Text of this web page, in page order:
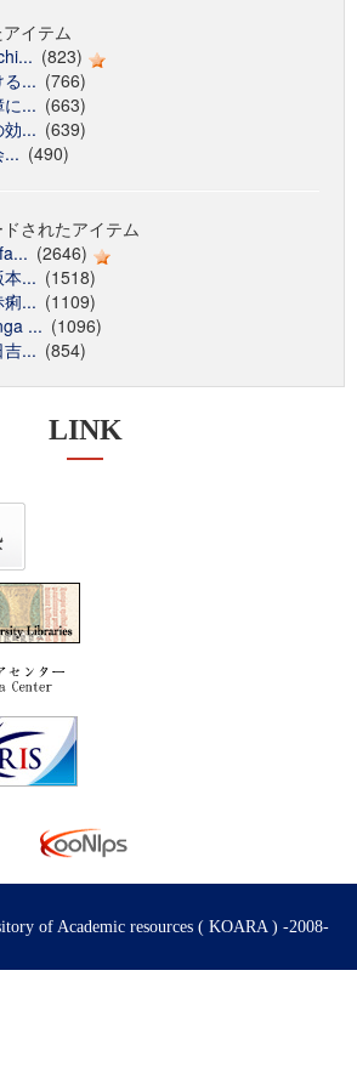
イテム
(823)
る... (766)
... (663)
効... (639)
... (490)
されたアイテム
(2646)
本... (1518)
痢... (1109)
... (1096)
吉... (854)
LINK
of Academic resources ( KOARA ) -2008-